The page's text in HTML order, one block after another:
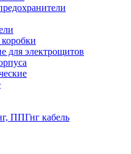
для электрощитов
ППГнг кабель